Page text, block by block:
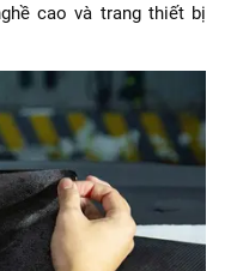
cao và trang thiết bị